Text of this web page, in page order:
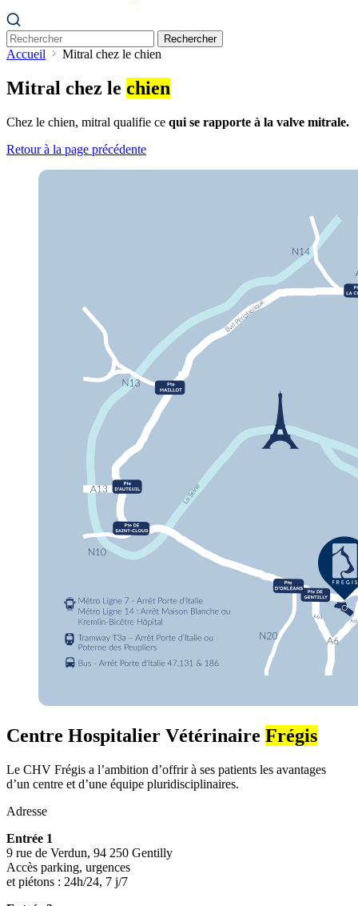
Rechercher
Accueil Mitral chez le chien
Mitral chez le chien
Chez le chien, mitral qualifie ce qui se rapporte à la valve mitrale.
Retour à la page précédente
Centre Hospitalier Vétérinaire Frégis
Le CHV Frégis a l’ambition d’offrir à ses patients les avantages
d’un centre et d’une équipe pluridisciplinaires.
Adresse
Entrée 1
9 rue de Verdun, 94 250 Gentilly
Accès parking, urgences
et piétons : 24h/24, 7 j/7